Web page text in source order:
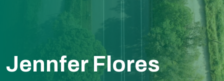
Jennfer Flores